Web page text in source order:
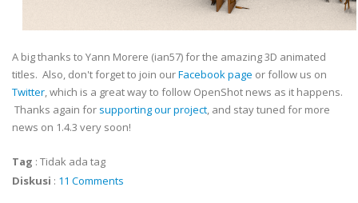
A big thanks to Yann Morere (ian57) for the amazing 3D animated
titles. Also, don't forget to join ourFacebook page or follow us on
Twitter, which is a great way to follow OpenShot news as it happens.
Thanks again for supporting our project, and stay tuned for more
news on 1.4.3 very soon!
Tag : Tidak ada tag
Diskusi : 11 Comments